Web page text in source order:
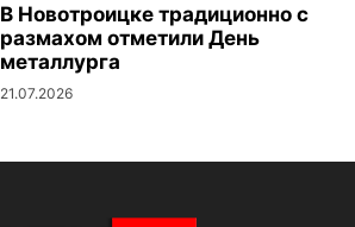
В Новотроицке традиционно с
размахом отметили День
металлурга
21.07.2026